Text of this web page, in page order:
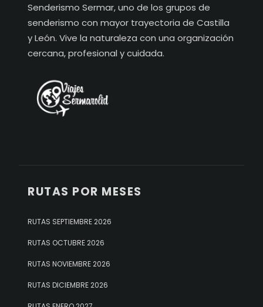
Senderismo Sermar, uno de los grupos de
senderismo con mayor trayectoria de Castilla
y León. Vive la naturaleza con una organización
cercana, profesional y cuidada.
RUTAS POR MESES
RUTAS SEPTIEMBRE 2026
RUTAS OCTUBRE 2026
RUTAS NOVIEMBRE 2026
RUTAS DICIEMBRE 2026